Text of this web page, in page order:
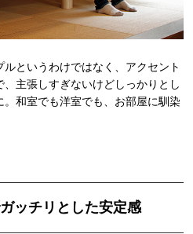
というわけではなく、アクセント
主張しすぎないけどしっかりとし
和室でも洋室でも、お部屋に馴染
ッチリとした安定感